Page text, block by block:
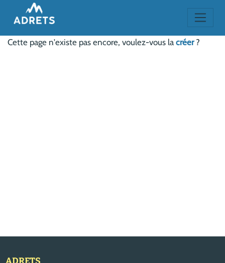
Cette page n'existe pas encore, voulez-vous la créer?
ADRETS